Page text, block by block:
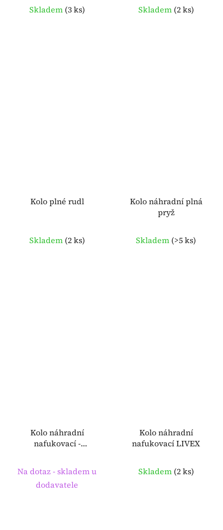
Skladem (3 ks) Skladem (2 ks)
Kolo plné rudl
Skladem (2 ks)
Kolo náhradní plná
pryž
Skladem (>5 ks)
Kolo náhradní
nafukovací -
Na dotaz - skladem u
dodavatele
Kolo náhradní
nafukovací LIVEX
Skladem (2 ks)